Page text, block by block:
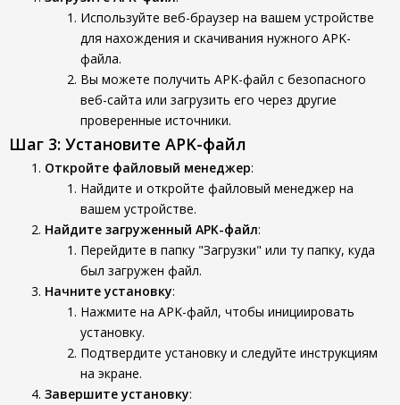
Используйте веб-браузер на вашем устройстве
для нахождения и скачивания нужного APK-
файла.
Вы можете получить APK-файл с безопасного
веб-сайта или загрузить его через другие
проверенные источники.
Шаг 3: Установите APK-файл
Откройте файловый менеджер:
Найдите и откройте файловый менеджер на
вашем устройстве.
Найдите загруженный APK-файл:
Перейдите в папку "Загрузки" или ту папку, куда
был загружен файл.
Начните установку:
Нажмите на APK-файл, чтобы инициировать
установку.
Подтвердите установку и следуйте инструкциям
на экране.
Завершите установку: